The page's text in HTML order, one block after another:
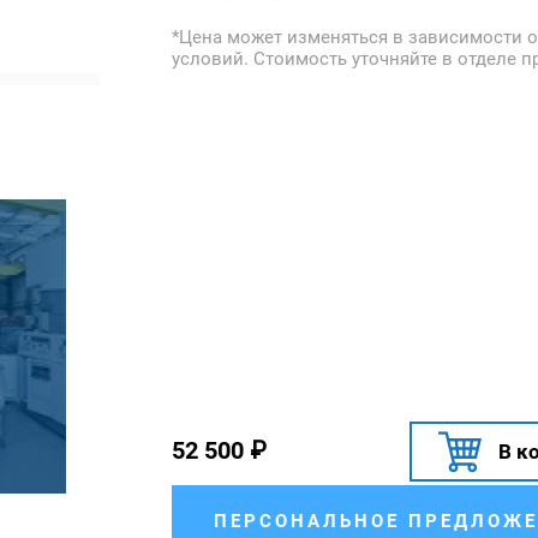
*Цена может изменяться в зависимости
условий. Стоимость уточняйте в отделе
52 500 ₽ В
ПЕРСОНАЛЬНОЕ